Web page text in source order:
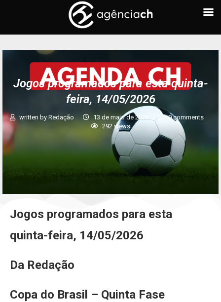
Jogos programados para esta quinta-
feira, 14/05/2026
written by Redação 13 de maio de 2026
0 comments
292 views
Jogos programados para esta
quinta-feira, 14/05/2026
Da Redação
Copa do Brasil – Quinta Fase